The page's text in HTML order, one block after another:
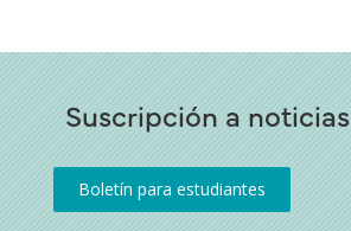
Suscripción a noticias